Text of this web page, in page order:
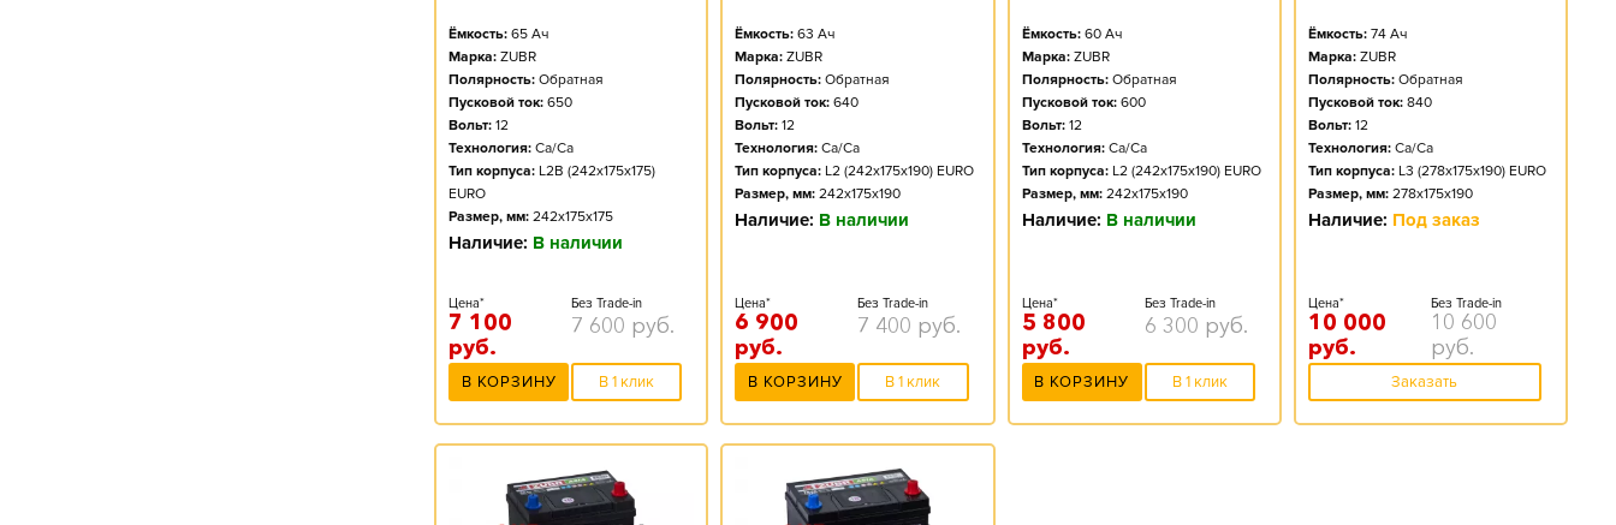
Ёмкость: 65 Ач
Марка: ZUBR
Полярность: Обратная
Пусковой ток: 650
Вольт: 12
Технология: Ca/Ca
Тип корпуса: L2B (242x175x175)
EURO
Размер, мм: 242x175x175
Наличие: В наличии
Цена*
7 100
руб.
Без Trade-in
7 600 руб.
В КОРЗИНУ В 1 клик
Ёмкость: 63 Ач
Марка: ZUBR
Полярность: Обратная
Пусковой ток: 640
Вольт: 12
Технология: Ca/Ca
Тип корпуса: L2 (242x175x190) EURO
Размер, мм: 242x175x190
Наличие: В наличии
Цена*
6 900
руб.
Без Trade-in
7 400 руб.
В КОРЗИНУ В 1 клик
Ёмкость: 60Ач
Марка: ZUBR
Полярность: Обратная
Пусковой ток: 600
Вольт: 12
Технология: Ca/Ca
Тип корпуса: L2 (242x175x190) EURO
Размер, мм: 242x175x190
Наличие: В наличии
Цена*
5 800
руб.
Без Trade-in
6 300 руб.
В КОРЗИНУ В 1 клик
Ёмкость: 74Ач
Марка: ZUBR
Полярность: Обратная
Пусковой ток: 840
Вольт: 12
Технология: Ca/Ca
Тип корпуса: L3 (278x175x190) EURO
Размер, мм: 278x175x190
Наличие: Под заказ
Цена*
10 000
руб.
Без Trade-in
10 600
руб.
Заказать